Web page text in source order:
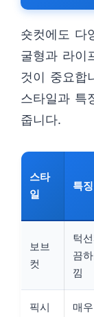
숏컷에도 다
굴형과 라이
것이 중요합
스타일과 특
줍니다.
스타
일
특징
보브
컷
턱
끔
낌
픽시
매